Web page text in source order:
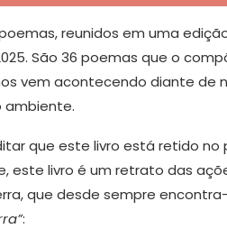
reunidos em uma
São 36 poemas que o
vem acontecendo diante de
ambiente.
que este livro está retido
este livro é um retrato das
que desde sempre
: